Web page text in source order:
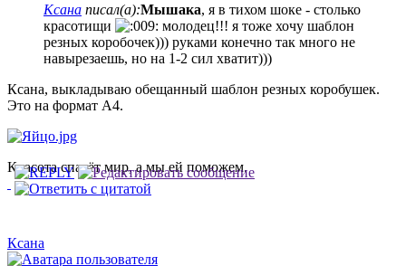
Ксана писал(а):Мышака, я в тихом шоке - столько
красотищи
молодец!!! я тоже хочу шаблон
резных коробочек))) руками конечно так много не
навырезаешь, но на 1-2 сил хватит)))
Ксана, выкладываю обещанный шаблон резных коробушек.
Это на формат А4.
Красота спасёт мир, а мы ей поможем.
Ксана